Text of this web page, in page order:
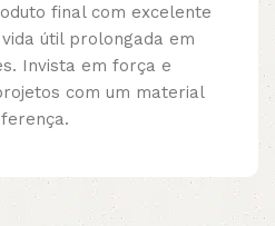
final com excelente
útil prolongada em
Invista em força e
com um material